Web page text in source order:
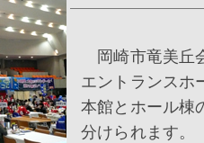
岡崎市竜美丘
エントランスホ
本館とホール棟
分けられます。